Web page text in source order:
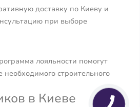
доставку по Киеву и
при выборе
лояльности помогут
необходимого строительного
в Киеве